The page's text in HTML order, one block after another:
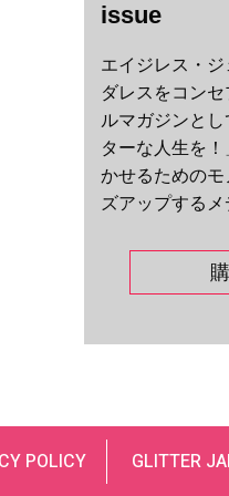
issue
エイジレス・ジ
ダレスをコンセ
ルマガジンとし
ターな人生を！
かせるためのモ
ズアップするメ
POLICY GLITTER